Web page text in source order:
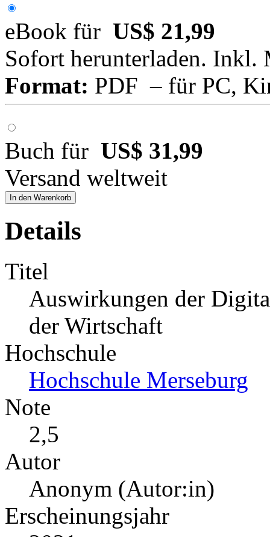
eBook für US$ 21,99
Sofort herunterladen. Inkl.
Format: PDF – für PC,
Buch für US$ 31,99
Versand weltweit
In den Warenkorb
Details
Titel
Auswirkungen der
der Wirtschaft
Hochschule
Hochschule Merseburg
Note
2,5
Autor
Anonym (Autor:in)
Erscheinungsjahr